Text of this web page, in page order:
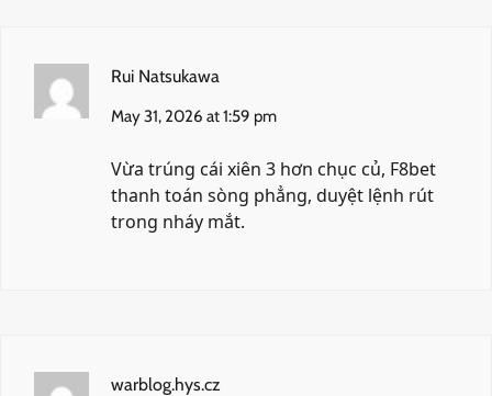
Rui Natsukawa
May 31, 2026 at 1:59 pm
Vừa trúng cái xiên 3 hơn chục củ, F8bet
thanh toán sòng phẳng, duyệt lệnh rút
trong nháy mắt.
warblog.hys.cz